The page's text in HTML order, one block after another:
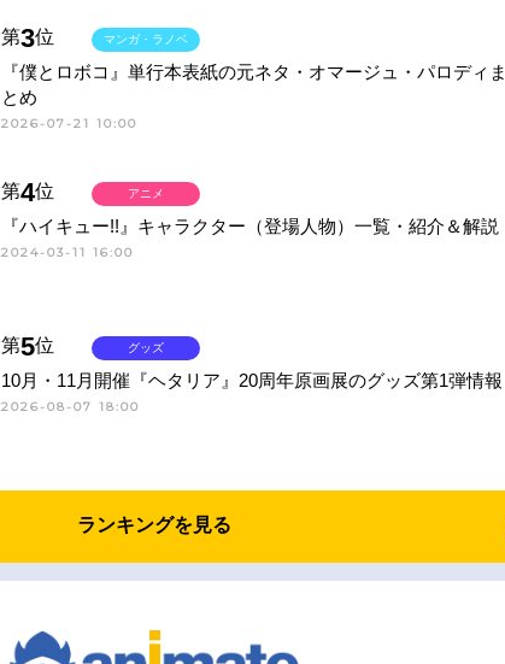
第3位
『僕とロボコ』単行本表紙の元ネタ・オマージュ・パロディま
とめ
2026-07-21 10:00
マンガ・ラノベ
第4位
『ハイキュー!!』キャラクター（登場人物）一覧・紹介＆解説
2024-03-11 16:00
アニメ
第5位
10月・11月開催『ヘタリア』20周年原画展のグッズ第1弾情報
2026-08-07 18:00
グッズ
ランキングを見る